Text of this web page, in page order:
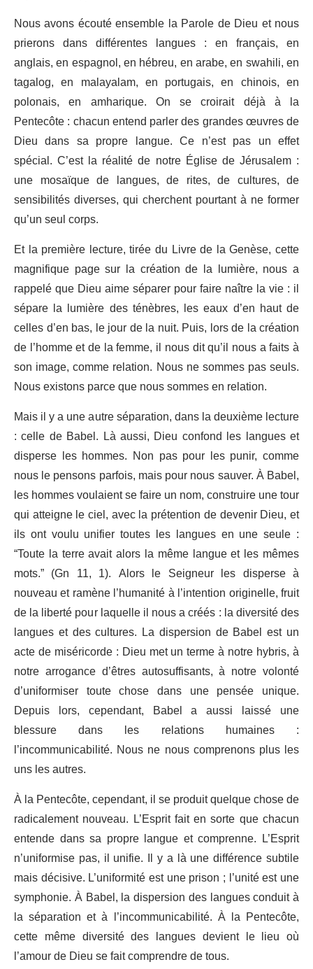
Nous avons écouté ensemble la Parole de Dieu et nous
prierons dans différentes langues : en français, en
anglais, en espagnol, en hébreu, en arabe, en swahili, en
tagalog, en malayalam, en portugais, en chinois, en
polonais, en amharique. On se croirait déjà à la
Pentecôte : chacun entend parler des grandes œuvres de
Dieu dans sa propre langue. Ce n’est pas un effet
spécial. C’est la réalité de notre Église de Jérusalem :
une mosaïque de langues, de rites, de cultures, de
sensibilités diverses, qui cherchent pourtant à ne former
qu’un seul corps.
Et la première lecture, tirée du Livre de la Genèse, cette
magnifique page sur la création de la lumière, nous a
rappelé que Dieu aime séparer pour faire naître la vie : il
sépare la lumière des ténèbres, les eaux d’en haut de
celles d’en bas, le jour de la nuit. Puis, lors de la création
de l’homme et de la femme, il nous dit qu’il nous a faits à
son image, comme relation. Nous ne sommes pas seuls.
Nous existons parce que nous sommes en relation.
Mais il y a une autre séparation, dans la deuxième lecture
: celle de Babel. Là aussi, Dieu confond les langues et
disperse les hommes. Non pas pour les punir, comme
nous le pensons parfois, mais pour nous sauver. À Babel,
les hommes voulaient se faire un nom, construire une tour
qui atteigne le ciel, avec la prétention de devenir Dieu, et
ils ont voulu unifier toutes les langues en une seule :
“Toute la terre avait alors la même langue et les mêmes
mots.” (Gn 11, 1). Alors le Seigneur les disperse à
nouveau et ramène l’humanité à l’intention originelle, fruit
de la liberté pour laquelle il nous a créés : la diversité des
langues et des cultures. La dispersion de Babel est un
acte de miséricorde : Dieu met un terme à notre hybris, à
notre arrogance d’êtres autosuffisants, à notre volonté
d’uniformiser toute chose dans une pensée unique.
Depuis lors, cependant, Babel a aussi laissé une
blessure dans les relations humaines :
l’incommunicabilité. Nous ne nous comprenons plus les
uns les autres.
À la Pentecôte, cependant, il se produit quelque chose de
radicalement nouveau. L’Esprit fait en sorte que chacun
entende dans sa propre langue et comprenne. L’Esprit
n’uniformise pas, il unifie. Il y a là une différence subtile
mais décisive. L’uniformité est une prison ; l’unité est une
symphonie. À Babel, la dispersion des langues conduit à
la séparation et à l’incommunicabilité. À la Pentecôte,
cette même diversité des langues devient le lieu où
l’amour de Dieu se fait comprendre de tous.